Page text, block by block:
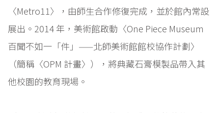
〈Metro11〉，由師生合作修復完成，並於館內常設
展出。2014 年，美術館啟動〈One Piece Museum
百聞不如一「件」——北師美術館館校協作計劃〉
（簡稱〈OPM 計畫〉），將典藏石膏模製品帶入其
他校園的教育現場。